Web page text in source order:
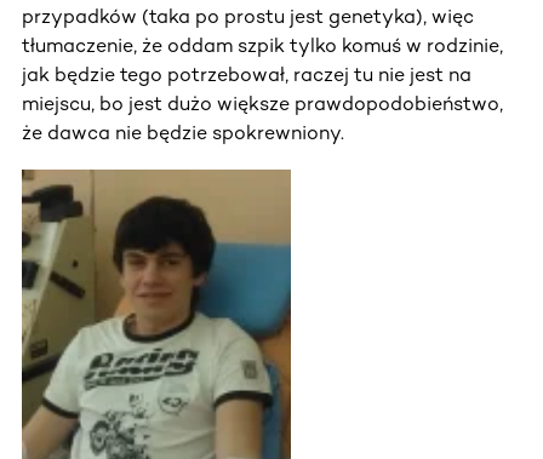
przypadków (taka po prostu jest genetyka), więc
tłumaczenie, że oddam szpik tylko komuś w rodzinie,
jak będzie tego potrzebował, raczej tu nie jest na
miejscu, bo jest dużo większe prawdopodobieństwo,
że dawca nie będzie spokrewniony.